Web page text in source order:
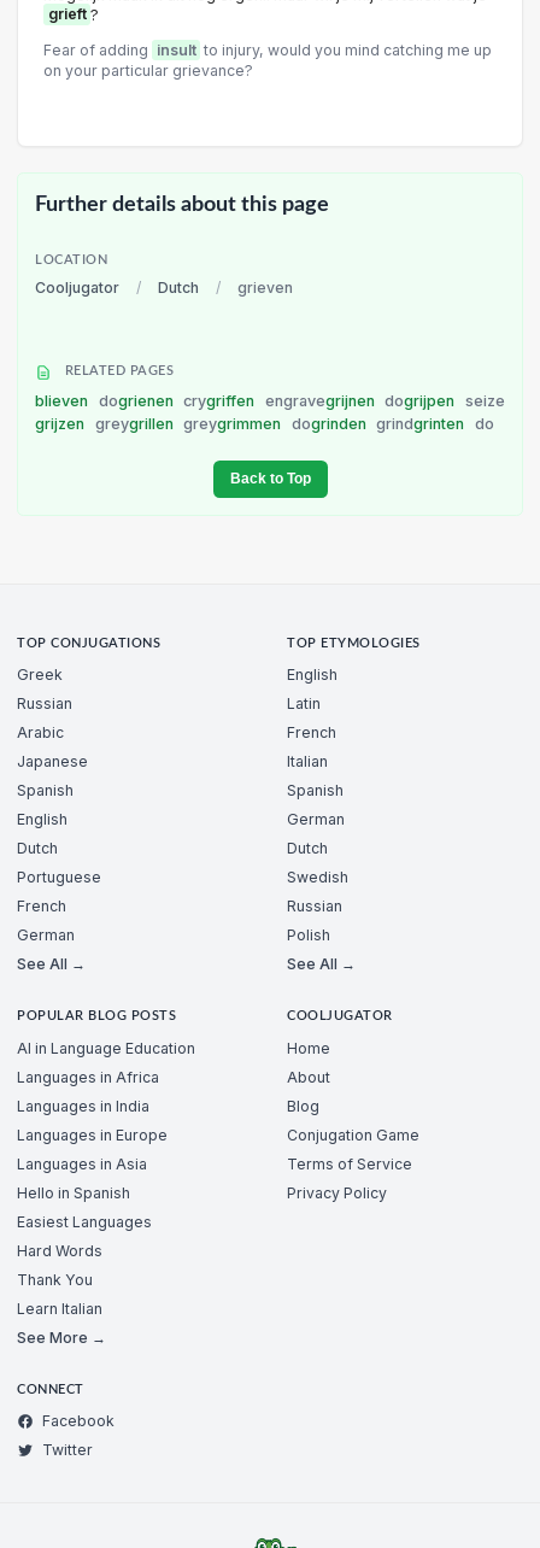
grieft ?
Fear of adding insult to injury, would you mind catching me up
on your particular grievance?
Further details about this page
LOCATION
Cooljugator / Dutch / grieven
RELATED PAGES
blieven dogrienen crygriffen engravegrijnen dogrijpen
seize
grijzen
greygrillen greygrimmen dogrinden grindgrinten do
Back to Top
TOP CONJUGATIONS
Greek
Russian
Arabic
Japanese
Spanish
English
Dutch
Portuguese
French
German
See All →
TOP ETYMOLOGIES
English
Latin
French
Italian
Spanish
German
Dutch
Swedish
Russian
Polish
See All →
POPULAR BLOG POSTS
AI in Language Education
Languages in Africa
Languages in India
Languages in Europe
Languages in Asia
Hello in Spanish
Easiest Languages
Hard Words
Thank You
Learn Italian
See More →
COOLJUGATOR
Home
About
Blog
Conjugation Game
Terms of Service
Privacy Policy
CONNECT
Facebook
Twitter